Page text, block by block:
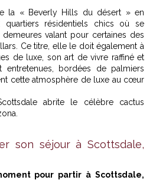
la « Beverly Hills du désert » en
résidentiels chics où se
valant pour certaines des
Ce titre, elle le doit également à
de luxe, son art de vivre raffiné et
entretenues, bordées de palmiers
cette atmosphère de luxe au cœur
abrite le célèbre cactus
son séjour à Scottsdale,
pour partir à Scottsdale,